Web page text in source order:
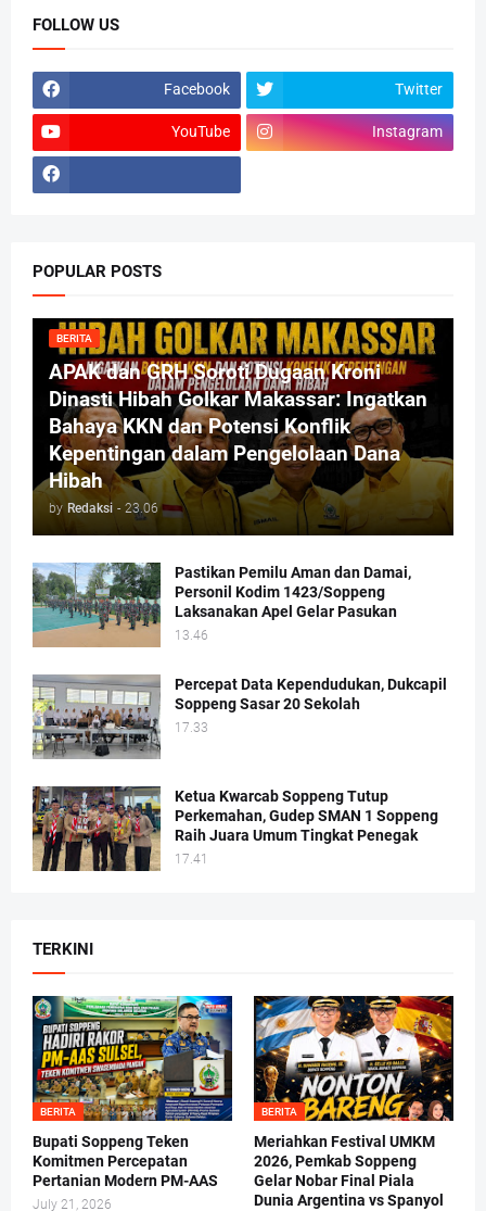
FOLLOW US
Facebook Twitter
YouTube Instagram
POPULAR POSTS
BERITA
APAK dan GRH Soroti Dugaan Kroni
Dinasti Hibah Golkar Makassar: Ingatkan
Bahaya KKN dan Potensi Konflik
Kepentingan dalam Pengelolaan Dana
Hibah
by Redaksi - 23.06
Pastikan Pemilu Aman dan Damai,
Personil Kodim 1423/Soppeng
Laksanakan Apel Gelar Pasukan
13.46
Percepat Data Kependudukan, Dukcapil
Soppeng Sasar 20 Sekolah
17.33
Ketua Kwarcab Soppeng Tutup
Perkemahan, Gudep SMAN 1 Soppeng
Raih Juara Umum Tingkat Penegak
17.41
TERKINI
BERITA
Bupati Soppeng Teken
Komitmen Percepatan
Pertanian Modern PM-AAS
July 21, 2026
BERITA
Meriahkan Festival UMKM
2026, Pemkab Soppeng
Gelar Nobar Final Piala
Dunia Argentina vs Spanyol